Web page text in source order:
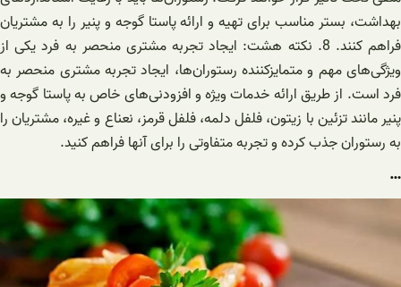
بهداشت، بستر مناسب برای تهیه و ارائه پاستا گوجه و پنیر را به مشتریان
فراهم کنند. 8. نکته هشت: ایجاد تجربه مشتری منحصر به فرد یکی از
ویژگی‌های مهم و متمایزکننده رستوران‌ها، ایجاد تجربه مشتری منحصر به
فرد است. از طریق ارائه خدمات ویژه و افزودنی‌های خاص به پاستا گوجه و
پنیر مانند تزئین با زیتون، فلفل دلمه، فلفل قرمز، نعناع و غیره، مشتریان را
به رستوران جذب کرده و تجربه متفاوتی را برای آنها فراهم کنید.
…